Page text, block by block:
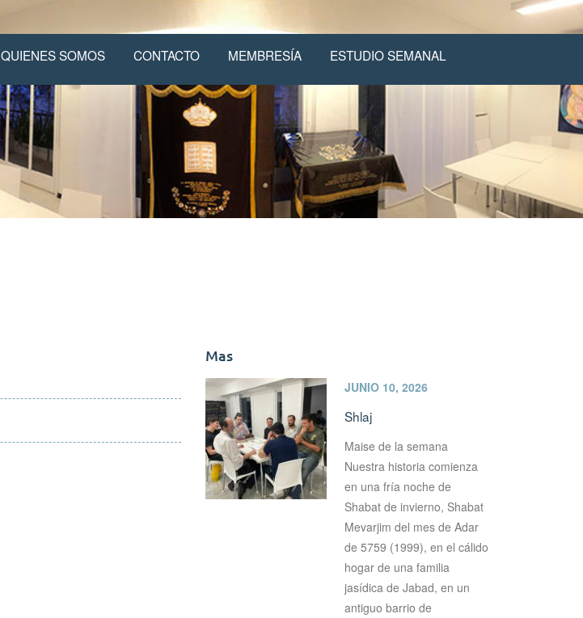
QUIENES SOMOS CONTACTO MEMBRESÍA ESTUDIO SEMANAL
Mas
JUNIO 10, 2026
Shlaj
Maise de la semana
Nuestra historia comienza
en una fría noche de
Shabat de invierno, Shabat
Mevarjim del mes de Adar
de 5759 (1999), en el cálido
hogar de una familia
jasídica de Jabad, en un
antiguo barrio de